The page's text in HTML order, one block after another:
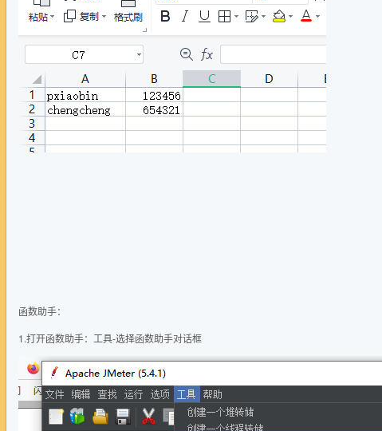
函数助手：
1.打开函数助手：工具-选择函数助手对话框